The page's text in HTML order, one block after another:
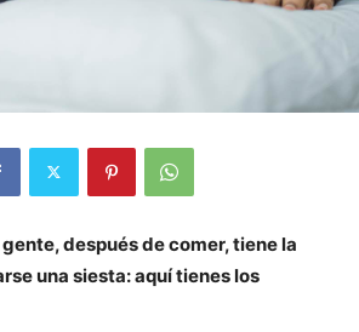
después de comer, tiene la
una siesta: aquí tienes los